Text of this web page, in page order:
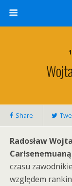
Share
Radosław
Carlsenemuaną
czasu
względem